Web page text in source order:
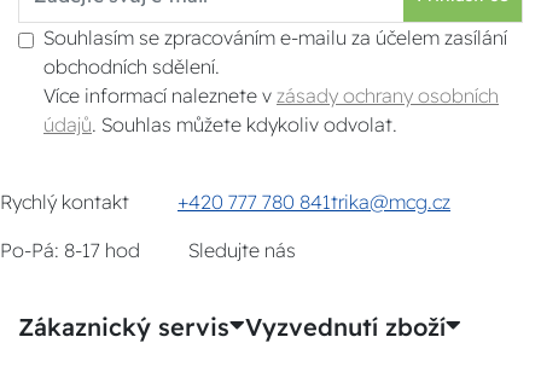
Souhlasím se zpracováním e-mailu za účelem zasílání
obchodních sdělení.
Více informací naleznete v zásady ochrany osobních
údajů . Souhlas můžete kdykoliv odvolat.
Rychlý kontakt +420 777 780 841trika@mcg.cz
Po-Pá: 8-17 hod
Sledujte nás
Zákaznický servis Vyzvednutí zboží